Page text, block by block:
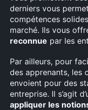
derniers vous
compétences
marché. Ils vous
reconnue par les
Par ailleurs, pour
des apprenants, les
envoient pour des
entreprise. Il s’agit
appliquer les
Rechercher
: